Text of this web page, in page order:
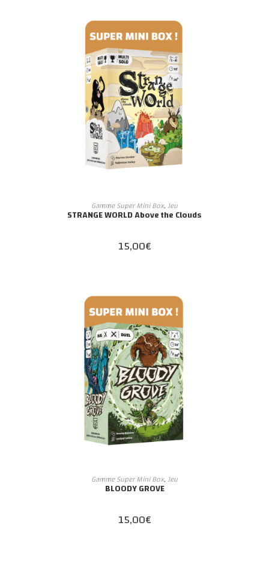
AJOUTER AU PANIER
Gamme Super Mini Box,Jeu
STRANGE WORLD Above the Clouds
15,00€
AJOUTER AU PANIER
Gamme Super Mini Box,Jeu
BLOODY GROVE
15,00€